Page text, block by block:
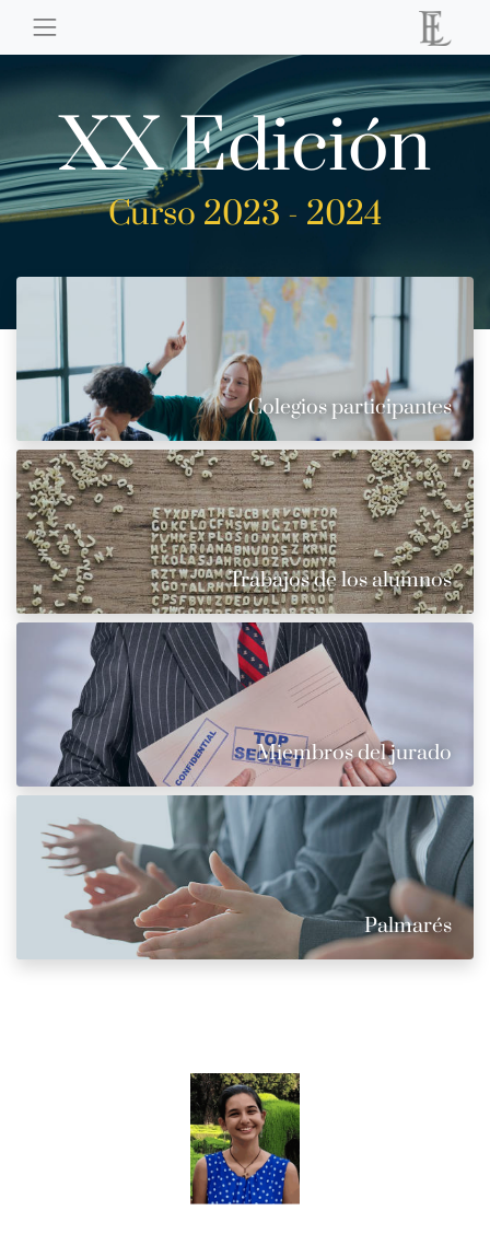
XX Edición
Curso 2023 - 2024
Colegios participantes
Trabajos de los alumnos
Miembros del jurado
Palmarés